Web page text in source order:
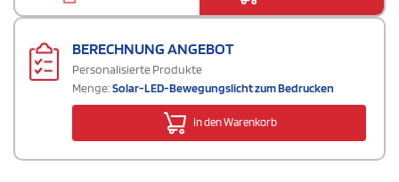
BERECHNUNG ANGEBOT
Personalisierte Produkte
Menge:Solar-LED-Bewegungslicht zum Bedrucken
In den Warenkorb